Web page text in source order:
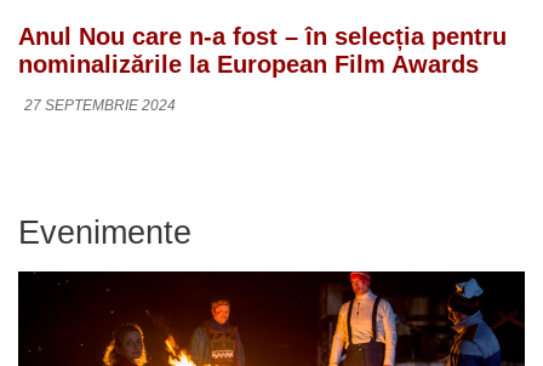
Anul Nou care n-a fost – în selecția pentru
nominalizările la European Film Awards
27 SEPTEMBRIE 2024
Evenimente